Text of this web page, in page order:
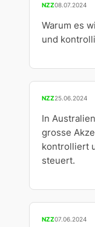
NZZ08.07.2024
Warum es
und
NZZ25.06.2024
In
grosse
kontrolliert
steuert.
NZZ07.06.2024